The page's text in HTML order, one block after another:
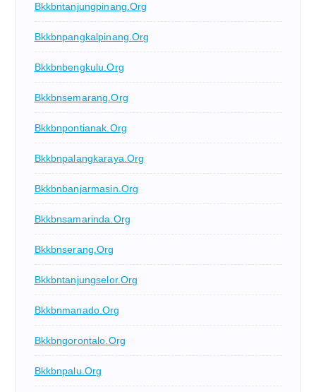
Bkkbntanjungpinang.org
Bkkbnpangkalpinang.org
Bkkbnbengkulu.org
Bkkbnsemarang.org
Bkkbnpontianak.org
Bkkbnpalangkaraya.org
Bkkbnbanjarmasin.org
Bkkbnsamarinda.org
Bkkbnserang.org
Bkkbntanjungselor.org
Bkkbnmanado.org
Bkkbngorontalo.org
Bkkbnpalu.org